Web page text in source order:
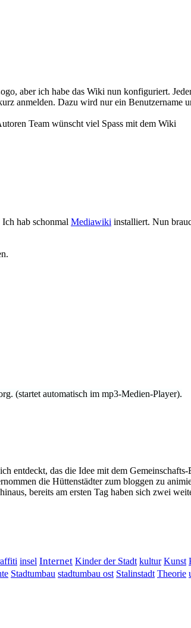
aber ich habe das Wiki nun konfiguriert.
anmelden. Dazu wird nur ein Benutzername
Team wünscht viel Spass mit dem Wiki
hab schonmal Mediawiki installiert. Nun
(startet automatisch im mp3-Medien-Player).
entdeckt, das die Idee mit dem
die Hüttenstädter zum bloggen zu
bereits am ersten Tag haben sich zwei
insel Internet Kinder der Stadt kultur Kunst
Stadtumbau stadtumbau ost Stalinstadt Theorie